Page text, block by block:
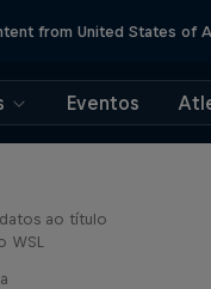
from United States of
Eventos
ao título
WSL